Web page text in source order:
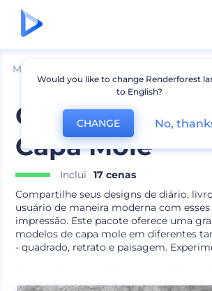
Mockups
Conjunto
Capa Mole
Inclui
17 cenas
Compartilhe seus designs de diário,
usuário de maneira moderna com
impressão. Este pacote oferece uma
modelos de capa mole em diferentes
- quadrado, retrato e paisagem.
Would you like to change Renderforest
to English?
CHANGE No,